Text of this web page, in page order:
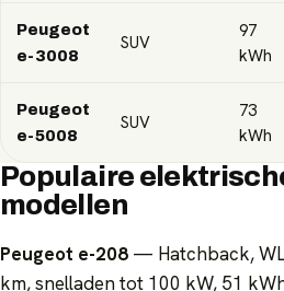
Peugeot
e-3008
SUV
97
kWh
Peugeot
e-5008
SUV
73
kWh
Populaire
modellen
Peugeot e-208 — Hatchback,
km, snelladen tot 100 kW, 51